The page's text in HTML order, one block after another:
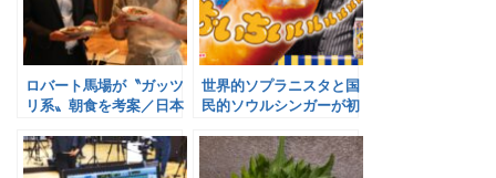
ロバート馬場が〝ガッツ
リ系〟朝食を考案／日本
世界的ソプラニスタと国
民的ソウルシンガーが初